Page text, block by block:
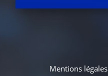
Mentions légales